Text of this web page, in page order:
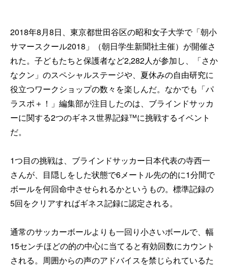
2018年8月8日、東京都世田谷区の昭和女子大学で「朝小
サマースクール2018」（朝日学生新聞社主催）が開催さ
れた。子どもたちと保護者など2,282人が参加し、「さか
なクン」のスペシャルステージや、夏休みの自由研究に
役立つワークショップの数々を楽しんだ。なかでも「パ
ラスポ＋！」編集部が注目したのは、ブラインドサッカ
ーに関する2つのギネス世界記録™に挑戦するイベント
だ。
1つ目の挑戦は、ブラインドサッカー日本代表の寺西一
さんが、目隠しをした状態で6メートル先の的に1分間で
ボールを何回命中させられるかというもの。標準記録の
5回をクリアすればギネス記録に認定される。
通常のサッカーボールよりも一回り小さいボールで、幅
15センチほどの的の中心に当てると有効回数にカウント
される。周囲からの声のアドバイスを禁じられているた